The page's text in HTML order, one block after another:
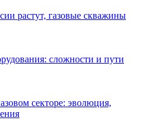
растут, газовые скважины
сложности и пути
секторе: эволюция,